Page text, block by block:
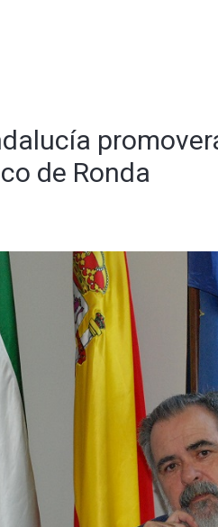
de Ronda